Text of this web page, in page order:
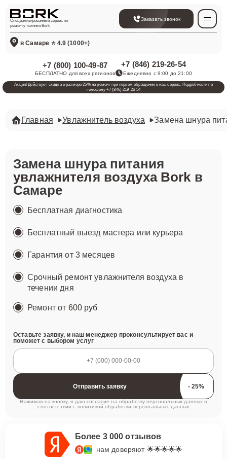
Специализированный сервис по
ремонту техники Bork
Заказать звонок
в Самаре ⭐ 4.9 (1000+)
+7 (800) 100-49-87
БЕСПЛАТНО для всех регионов
+7 (846) 219-26-54
Ежедневно с 9:00 до 21:00
Акция! Действует скидка в размере 25% на ремонт при первом обращении в наш сервис. Подробности по
телефону +7 (846) 219-26-54
Главная Увлажнитель воздуха Замена шнура
Замена шнура питания
увлажнителя воздуха Borkв
Самаре
Бесплатная диагностика
Бесплатный выезд мастера или курьера
Гарантия от 3 месяцев
Срочный ремонт увлажнителя воздуха в
течении дня
Ремонтот 600 руб
Оставьте заявку, и наш менеджер проконсультирует вас и
поможет с выбором услуг
Отправить заявку
Нажимая на кнопку, я даю согласие на обработку персональных данных в
соответствии с политикой обработки персональных данных
Более 3 000 отзывов
нам доверяют 🌟🌟🌟🌟🌟